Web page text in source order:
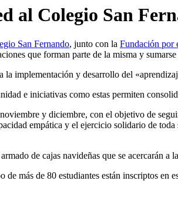
al Colegio San
San Fernando, junto con la Fundación por
que forman parte de la misma y
implementación y desarrollo del
e iniciativas como estas permiten
y diciembre, con el objetivo de
empática y el ejercicio solidario de
de cajas navideñas que se acercarán
más de 80 estudiantes están inscriptos en